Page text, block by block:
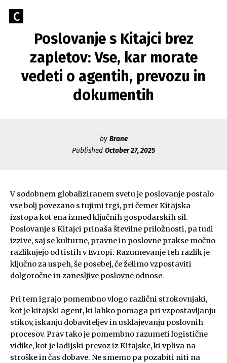
Go
C
CAERUS
Caerus
BlogPoslovanje s Kitajci brez
zapletov: Vse, kar morate
vedeti o agentih, prevozu in
dokumentih
by Brane
Published October 27, 2025
V sodobnem globaliziranem svetu je poslovanje postalo
vse bolj povezano s tujimi trgi, pri čemer Kitajska
izstopa kot ena izmed ključnih gospodarskih sil.
Poslovanje s Kitajci prinaša številne priložnosti, pa tudi
izzive, saj se kulturne, pravne in poslovne prakse močno
razlikujejo od tistih v Evropi. Razumevanje teh razlik je
ključno za uspeh, še posebej, če želimo vzpostaviti
dolgoročne in zanesljive poslovne odnose.
Pri tem igrajo pomembno vlogo različni strokovnjaki,
kot je kitajski agent, ki lahko pomaga pri vzpostavljanju
stikov, iskanju dobaviteljev in usklajevanju poslovnih
procesov. Prav tako je pomembno razumeti logistične
vidike, kot je ladijski prevoz iz Kitajske, ki vpliva na
stroške in čas dobave. Ne smemo pa pozabiti niti na